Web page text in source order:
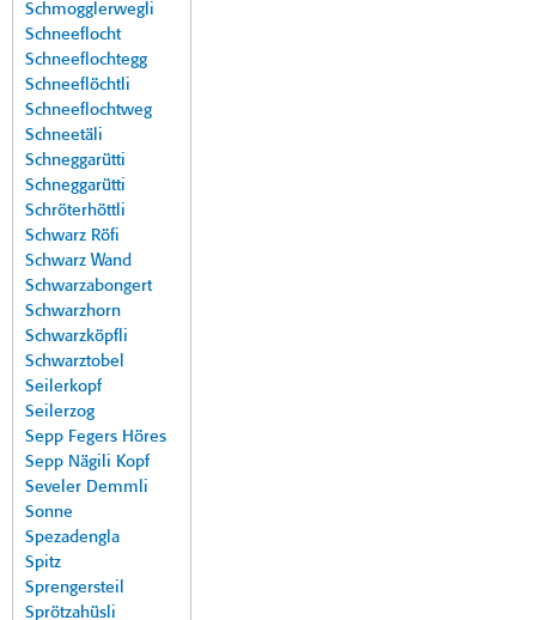
Schmogglerwegli
Schneeflocht
Schneeflochtegg
Schneeflöchtli
Schneeflochtweg
Schneetäli
Schneggarütti
Schneggarütti
Schröterhöttli
Schwarz Röfi
Schwarz Wand
Schwarzabongert
Schwarzhorn
Schwarzköpfli
Schwarztobel
Seilerkopf
Seilerzog
Sepp Fegers Höres
Sepp Nägili Kopf
Seveler Demmli
Sonne
Spezadengla
Spitz
Sprengersteil
Sprötzahüsli